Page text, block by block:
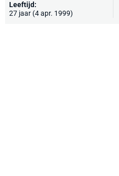
Leeftijd:
27 jaar (4 apr. 1999)